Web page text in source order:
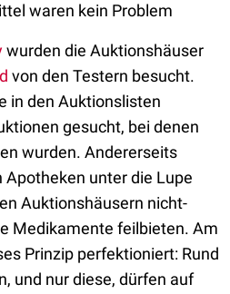
waren kein Problem
wurden die Auktionshäuser
von den Testern besucht.
in den Auktionslisten
gesucht, bei denen
wurden. Andererseits
unter die Lupe
Auktionshäusern nicht-
Medikamente feilbieten. Am
Prinzip perfektioniert: Rund
und nur diese, dürfen auf